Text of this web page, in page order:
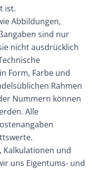
ist.
Abbildungen,
sind nur
nicht ausdrücklich
Form, Farbe und
Rahmen
Nummern können
Alle
Kalkulationen und
uns Eigentums- und